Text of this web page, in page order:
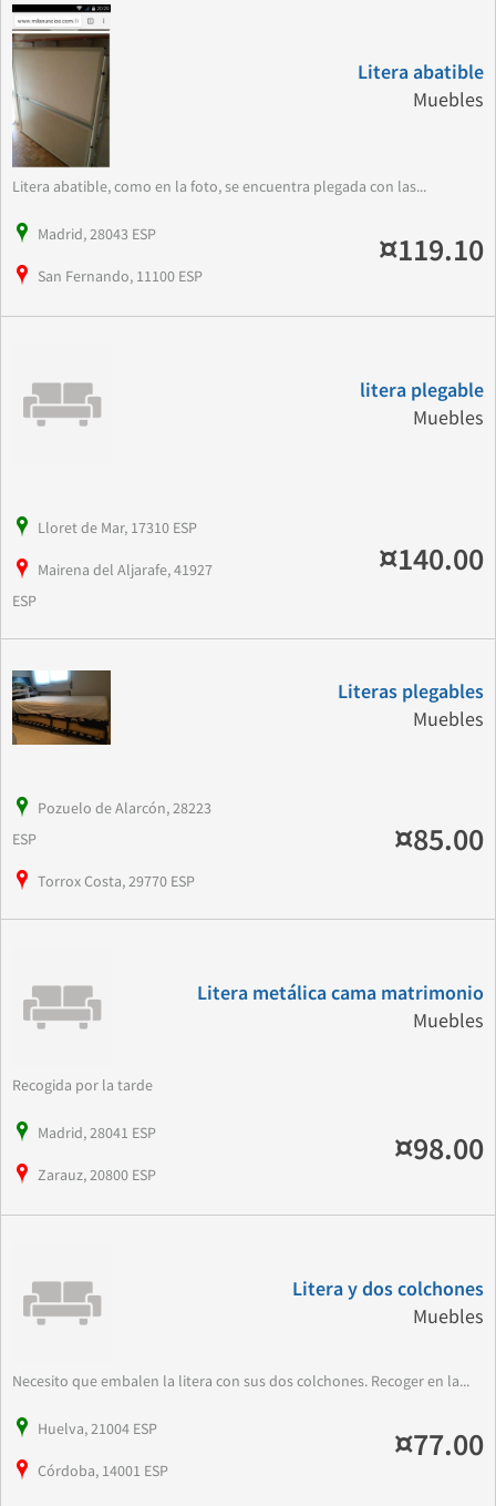
Litera abatible
Muebles
Litera abatible, como en la foto, se encuentra plegada con las...
Madrid, 28043 ESP
San Fernando, 11100 ESP
¤119.10
litera plegable
Muebles
Lloret de Mar, 17310 ESP
Mairena del Aljarafe, 41927
ESP
¤140.00
Literas plegables
Muebles
Pozuelo de Alarcón, 28223
ESP
Torrox Costa, 29770 ESP
¤85.00
Litera metálica cama matrimonio
Muebles
Recogida por la tarde
Madrid, 28041 ESP
Zarauz, 20800 ESP
¤98.00
Litera y dos colchones
Muebles
Necesito que embalen la litera con sus dos colchones. Recoger en la...
Huelva, 21004 ESP
Córdoba, 14001 ESP
¤77.00